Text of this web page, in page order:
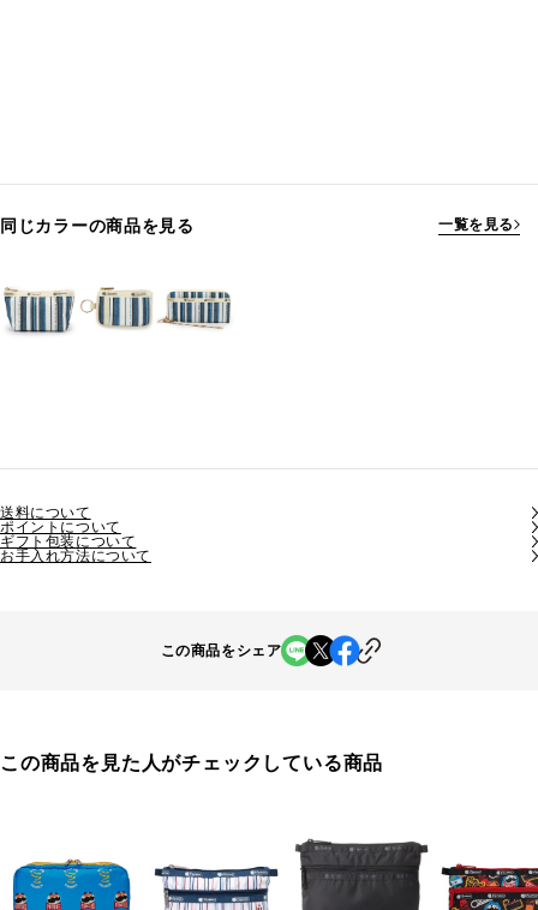
同じカラーの商品を見る 一覧を見る
送料について
ポイントについて
ギフト包装について
お手入れ方法について
この商品をシェア
この商品を見た人がチェックしている商品